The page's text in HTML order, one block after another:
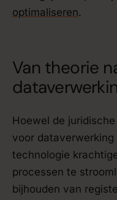
optimaliseren.
Van theorie
Hoewel de
voor
technologie
processen te
bijhouden van